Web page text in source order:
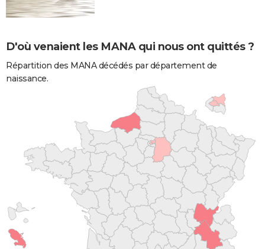
D'où venaient les MANA qui nous ont quittés ?
Répartition des MANA décédés par département de
naissance.